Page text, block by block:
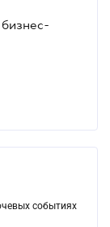
событиях